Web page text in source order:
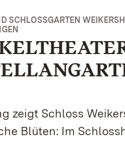
SCHLOSSGARTEN
zeigt Schloss
Blüten: Im